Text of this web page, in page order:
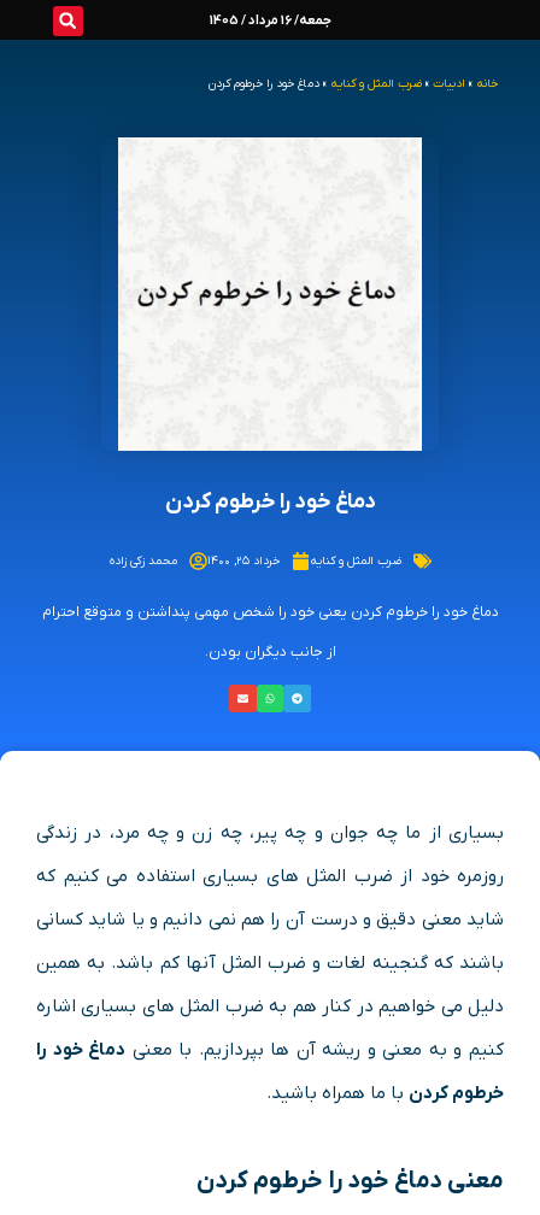
جمعه/ 16 مرداد / 1405
خانه » ادبیات » ضرب المثل و کنایه » دماغ خود را خرطوم کردن
دماغ خود را خرطوم کردن
ضرب المثل و کنایه خرداد ۲۵, ۱۴۰۰ محمد زکی زاده
دماغ خود را خرطوم کردن یعنی خود را شخص مهمی پنداشتن و متوقع احترام
از جانب دیگران بودن.
بسیاری از ما چه جوان و چه پیر، چه زن و چه مرد، در زندگی
روزمره خود از ضرب المثل های بسیاری استفاده می کنیم که
شاید معنی دقیق و درست آن را هم نمی دانیم و یا شاید کسانی
باشند که گنجینه لغات و ضرب المثل آنها کم باشد. به همین
دلیل می خواهیم در کنار هم به ضرب المثل های بسیاری اشاره
کنیم و به معنی و ریشه آن ها بپردازیم. با معنی دماغ خود را
خرطوم کردن با ما همراه باشید.
معنی دماغ خود را خرطوم کردن